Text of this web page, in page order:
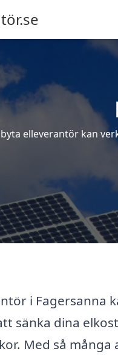
elleverantör kan
i Fagersanna
sänka dina
Med så många